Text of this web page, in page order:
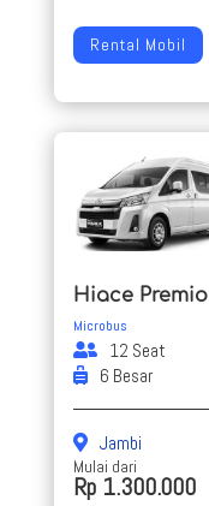
Rental Mobil
Hiace Premio
Microbus
12 Seat
6 Besar
Jambi
Mulai dari
Rp 1.300.000